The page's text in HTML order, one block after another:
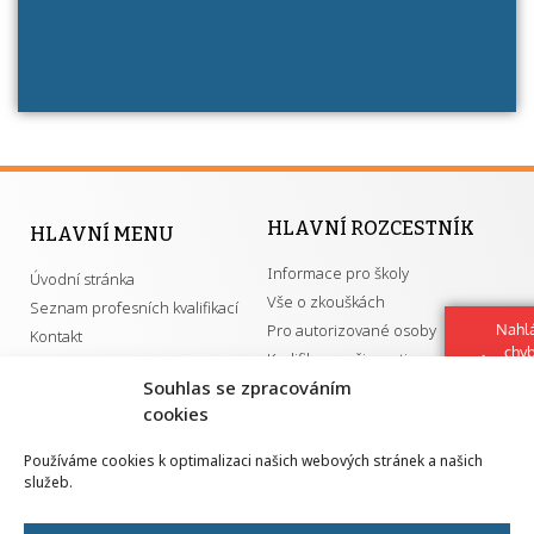
Souhlas se zpracováním
cookies
Používáme cookies k optimalizaci našich webových stránek a našich
služeb.
HLAVNÍ MENU
Úvodní stránka
Seznam profesních kvalifikací
Kontakt
HLAVNÍ ROZCESTNÍK
Informace pro školy
Vše o zkouškách
Pro autorizované osoby
Kvalifikace a živnosti
GDPR
Národní pedagogický institut ČR